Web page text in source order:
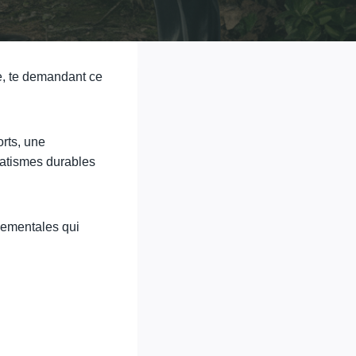
te demandant ce
une
durables
qui